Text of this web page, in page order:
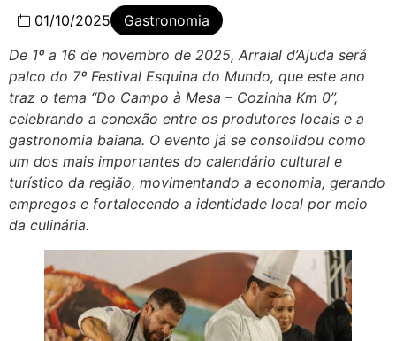
01/10/2025
Gastronomia
De 1º a 16 de novembro de 2025, Arraial d’Ajuda será
palco do 7º Festival Esquina do Mundo, que este ano
traz o tema “Do Campo à Mesa – Cozinha Km 0”,
celebrando a conexão entre os produtores locais e a
gastronomia baiana. O evento já se consolidou como
um dos mais importantes do calendário cultural e
turístico da região, movimentando a economia, gerando
empregos e fortalecendo a identidade local por meio
da culinária.